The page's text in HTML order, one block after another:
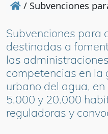
/ Subvenciones
Subvenciones para
destinadas a
las
competencias en la
urbano del agua,
5.000 y 20.000
reguladoras y